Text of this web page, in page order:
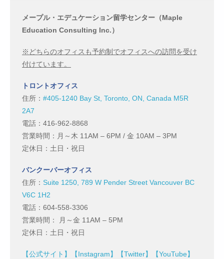
メープル・エデュケーション留学センター（Maple
Education Consulting Inc.）
※どちらのオフィスも予約制でオフィスへの訪問を受け
付けています。
トロントオフィス
住所： #405-1240 Bay St, Toronto, ON, Canada M5R
2A7
電話：416-962-8868
営業時間：月～木 11AM – 6PM / 金 10AM – 3PM
定休日：土日・祝日
バンクーバーオフィス
住所： Suite 1250, 789 W Pender Street Vancouver BC
V6C 1H2
電話：604-558-3306
営業時間： 月～金 11AM – 5PM
定休日：土日・祝日
【公式サイト】 【Instagram】 【Twitter】 【YouTube】